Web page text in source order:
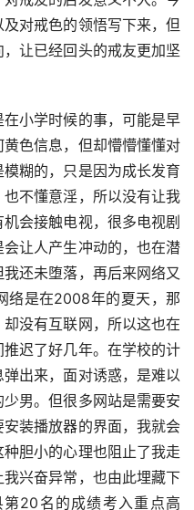
对戒色的领悟写下来，但
让已经回头的戒友更加坚
小学时候的事，可能是早
色信息，但却懵懵懂懂对
糊的，只是因为成长发育
不懂意淫，所以没有让我
会接触电视，很多电视剧
让人产生冲动的，也在潜
还未堕落，再后来网络又
络是在2008年的夏天，那
没有互联网，所以这也在
迟了好几年。在学校的计
出来，面对诱惑，是难以
男。但很多网站是需要安
装播放器的界面，我就会
胆小的心理也阻止了我走
兴奋异常，也由此埋藏下
20名的成绩考入重点高